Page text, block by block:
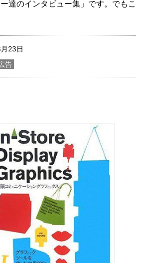
達のインタビュー集」です。でもこ
23日
告